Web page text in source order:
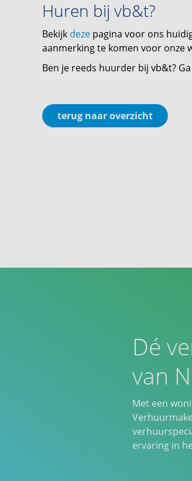
Huren bij vb&t?
Bekijk deze pagina voor ons
aanmerking te komen voor onze
Ben je reeds huurder bij vb&t?
terug naar overzicht
Dé
van
Met een
ervaring in